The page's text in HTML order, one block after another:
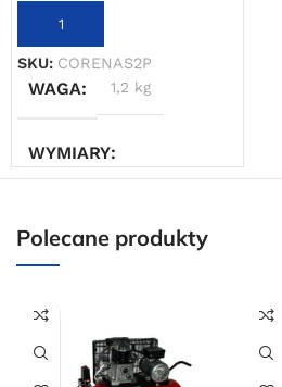
DODAJ DO KOSZYKA
SKU: CORENAS2P
WAGA 1,2 kg
WYMIARY
Polecane produkty